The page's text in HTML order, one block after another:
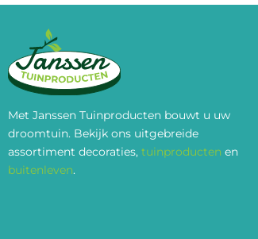
Met Janssen Tuinproducten bouwt u uw
droomtuin. Bekijk ons uitgebreide
assortiment decoraties, tuinproducten en
buitenleven.